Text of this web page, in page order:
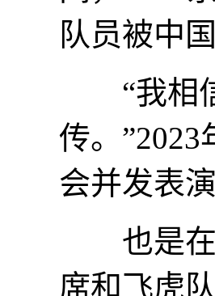
队员被中
“我相信
传。
会并发表
也是在
席和飞虎